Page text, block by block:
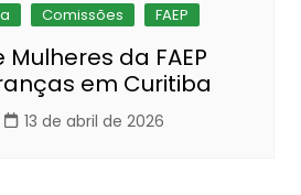
Comissões FAEP
da FAEP
em Curitiba
13 de abril de 2026